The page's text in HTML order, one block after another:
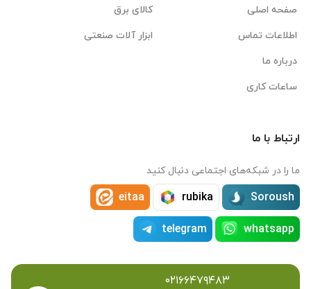
صفحه اصلی
اطلاعات تماس
درباره ما
ساعات کاری
کالای برق
ابزار آلات صنعتی
ارتباط با ما
ما را در شبکه‌های اجتماعی دنبال کنید
Soroush
rubika
eitaa
whatsapp
telegram
۰۲۱۶۶۴۷۹۴۸۳